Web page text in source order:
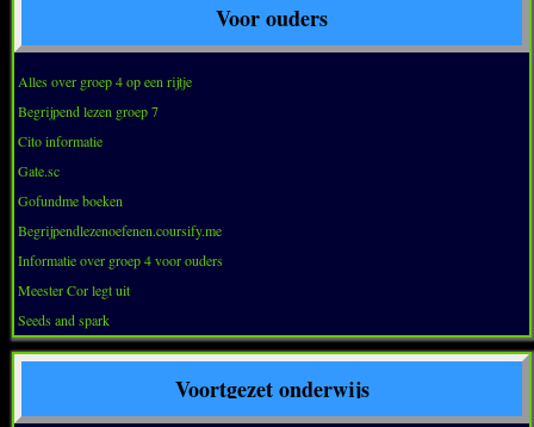
Voor ouders
Alles over groep 4 op een rijtje
Begrijpend lezen groep 7
Cito informatie
Gate.sc
Gofundme boeken
Begrijpendlezenoefenen.coursify.me
Informatie over groep 4 voor ouders
Meester Cor legt uit
Seeds and spark
Voortgezet onderwijs